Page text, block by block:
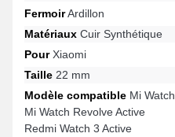
FermoirArdillon
Matériaux Cuir Synthétique
PourXiaomi
Taille 22 mm
Modèle compatible Mi Watch
Mi Watch Revolve Active
Redmi Watch 3 Active